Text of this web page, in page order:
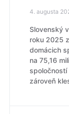
4. augusta
Slovenský
roku 2025
domácich
na 75,16
spoločností
zároveň